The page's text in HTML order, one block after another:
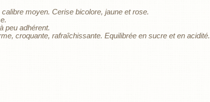
moyen. Cerise bicolore, jaune et rose.
peu adhérent.
croquante, rafraîchissante. Equilibrée en sucre et en acidité.